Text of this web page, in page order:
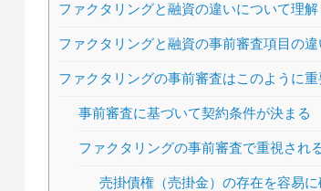
ファクタリングと融資の違いについて理解
ファクタリングと融資の事前審査項目の違
ファクタリングの事前審査はこのように
事前審査に基づいて契約条件が決まる
ファクタリングの事前審査で重視され
売掛債権（売掛金）の存在を容易に